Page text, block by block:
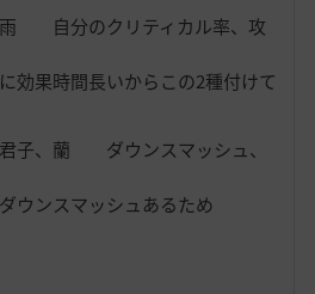
自分のクリティカル率、攻
果時間長いからこの2種付けて
子、蘭 ダウンスマッシュ、
ンスマッシュあるため